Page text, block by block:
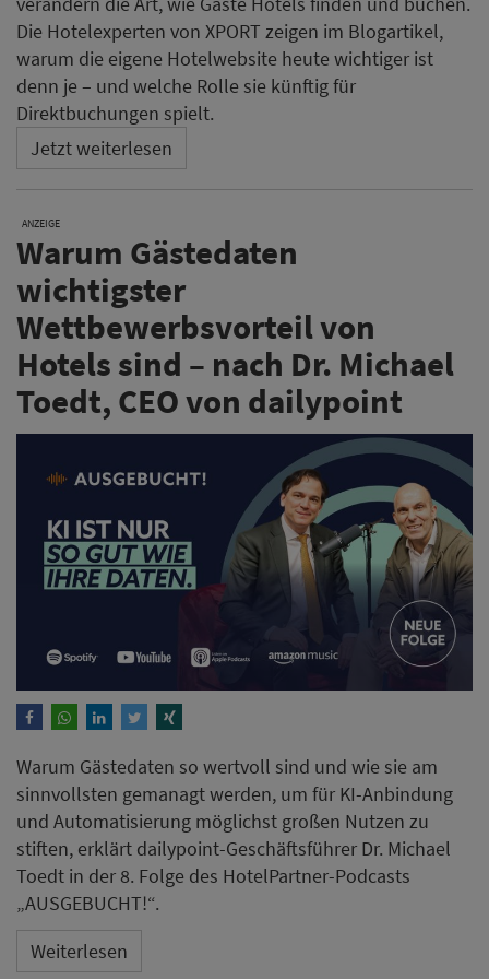
Die Hotelexperten von XPORT zeigen im Blogartikel,
warum die eigene Hotelwebsite heute wichtiger ist
denn je – und welche Rolle sie künftig für
Direktbuchungen spielt.
Jetzt weiterlesen
ANZEIGE
Warum Gästedaten
wichtigster
Wettbewerbsvorteil von
Hotels sind – nach Dr. Michael
Toedt, CEO von dailypoint
Warum Gästedaten so wertvoll sind und wie sie am
sinnvollsten gemanagt werden, um für KI-Anbindung
und Automatisierung möglichst großen Nutzen zu
stiften, erklärt dailypoint-Geschäftsführer Dr. Michael
Toedt in der 8. Folge des HotelPartner-Podcasts
„AUSGEBUCHT!“.
Weiterlesen